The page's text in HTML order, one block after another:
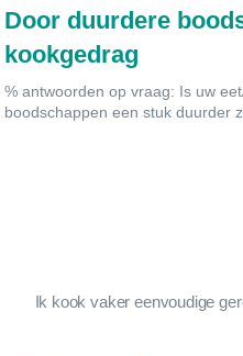
Door duurdere
kookgedrag
% antwoorden op vraag: Is uw
boodschappen een stuk duurder
Ik kook vaker eenvoudige